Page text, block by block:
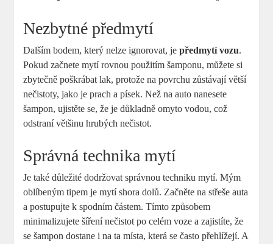
Nezbytné předmytí
Dalším bodem, který nelze ignorovat, jepředmytí vozu.
Pokud začnete mytí rovnou použitím šamponu, můžete si
zbytečně poškrábat lak, protože na povrchu zůstávají větší
nečistoty, jako je prach a písek. Než na auto nanesete
šampon, ujistěte se, že je důkladně omyto vodou, což
odstraní většinu hrubých nečistot.
Správná technika mytí
Je také důležité dodržovat správnou techniku mytí. Mým
oblíbeným tipem je mytí shora dolů. Začněte na střeše auta
a postupujte k spodním částem. Tímto způsobem
minimalizujete šíření nečistot po celém voze a zajistíte, že
se šampon dostane i na ta místa, která se často přehlížejí. A